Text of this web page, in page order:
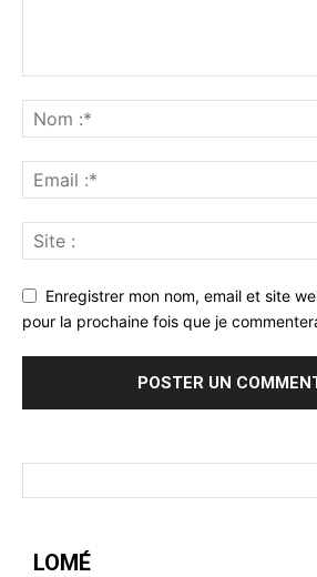
Enregistrer mon nom, email et site
pour la prochaine fois que je
LOMÉ